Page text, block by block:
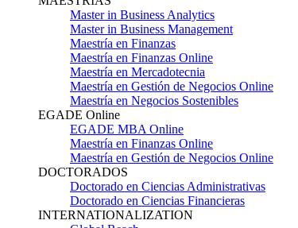
Master in Business Analytics
Master in Business Management
Maestría en Finanzas
Maestría en Finanzas Online
Maestría en Mercadotecnia
Maestría en Gestión de Negocios Online
Maestría en Negocios Sostenibles
EGADE Online
EGADE MBA Online
Maestría en Finanzas Online
Maestría en Gestión de Negocios Online
DOCTORADOS
Doctorado en Ciencias Administrativas
Doctorado en Ciencias Financieras
INTERNATIONALIZATION